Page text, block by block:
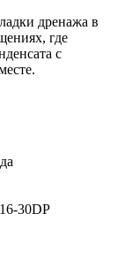
дренажа в
где
с
30DP